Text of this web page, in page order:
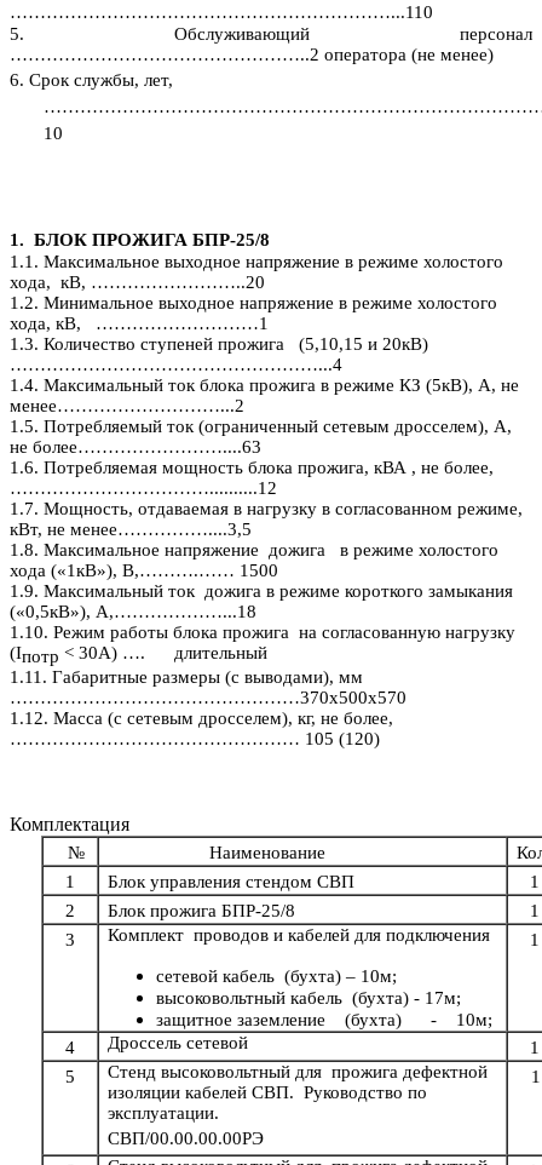
………………………………………………………...110
5. Обслуживающий персонал
…………………………………………..2 оператора (не менее)
6. Срок службы, лет,
10
1. БЛОК ПРОЖИГА БПР-25/8
1.1. Максимальное выходное напряжение в режиме холостого
хода, кВ, ……………………..20
1.2. Минимальное выходное напряжение в режиме холостого
хода, кВ, ………………………1
1.3. Количество ступеней прожига (5,10,15 и 20кВ)
……………………………………………...4
1.4. Максимальный ток блока прожига в режиме КЗ (5кВ), А, не
менее………………………...2
1.5. Потребляемый ток (ограниченный сетевым дросселем), А,
не более……………………....63
1.6. Потребляемая мощность блока прожига, кВА , не более,
……………………………..........12
1.7. Мощность, отдаваемая в нагрузку в согласованном режиме,
кВт, не менее……………....3,5
1.8. Максимальное напряжение дожига в режиме холостого
хода («1кВ»), В,……….…… 1500
1.9. Максимальный ток дожига в режиме короткого замыкания
(«0,5кВ»), А,………………...18
1.10. Режим работы блока прожига на согласованную нагрузку
(Iпотр < 30А) …. длительный
1.11. Габаритные размеры (с выводами), мм
…………………………………………370х500х570
1.12. Масса (с сетевым дросселем), кг, не более,
………………………………………… 105 (120)
Комплектация
№ Наименование
1
Блок управления стендом СВП
1
2
Блок прожига БПР-25/8
1
3
Комплект проводов и кабелей для подключения
сетевой кабель (бухта)– 10м;
высоковольтный кабель (бухта) - 17м;
защитное заземление (бухта) - 10м;
1
4 Дроссель сетевой
1
5
Стенд высоковольтный дляпрожига дефектной
изоляции кабелейСВП. Руководство по
эксплуатации.
СВП/00.00.00.00РЭ
1